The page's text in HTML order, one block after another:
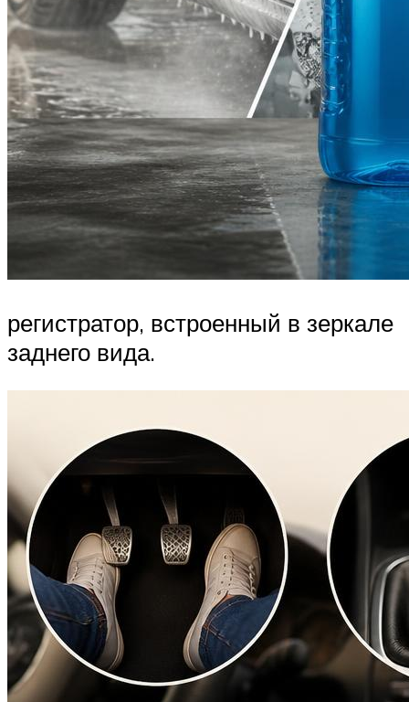
регистратор, встроенный в зеркале
заднего вида.